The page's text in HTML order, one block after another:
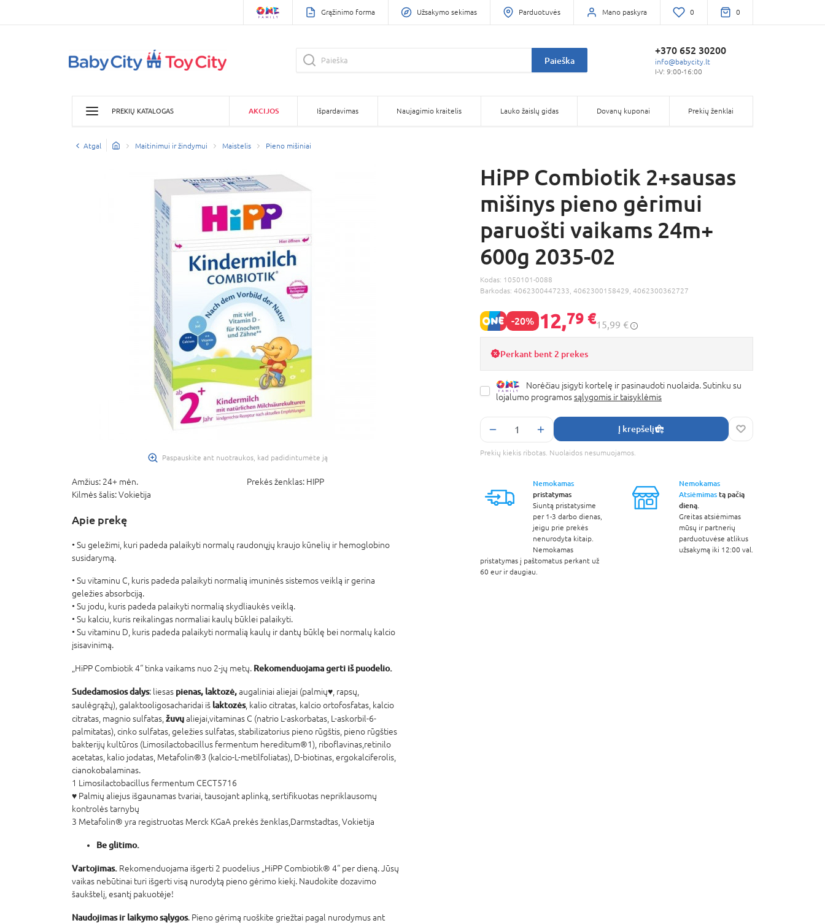
Grąžinimo forma Užsakymo sekimas Parduotuvės Mano paskyra 0 0
Paieška
+370 652 30200
info@babycity.lt
I-V: 9:00-16:00
PREKIŲ KATALOGAS AKCIJOS Išpardavimas Naujagimio kraitelis Lauko žaislų gidas Dovanų kuponai Prekių ženklai
Atgal Maitinimui ir žindymui Maistelis Pieno mišiniai
Paspauskite ant nuotraukos, kad padidintumėte ją
Amžius: 24+ mėn. Prekės ženklas: HIPP
Kilmės šalis:Vokietija
Apie prekę
• Su geležimi, kuri padeda palaikyti normalų raudonųjų kraujo kūnelių ir hemoglobino
susidarymą.
• Su vitaminu C, kuris padeda palaikyti normalią imuninės sistemos veiklą ir gerina
geležies absorbciją.
• Su jodu, kuris padeda palaikyti normalią skydliaukės veiklą.
• Su kalciu, kuris reikalingas normaliai kaulų būklei palaikyti.
• Su vitaminu D, kuris padeda palaikyti normalią kaulų ir dantų būklę bei normalų kalcio
įsisavinimą.
„HiPP Combiotik 4“ tinka vaikams nuo 2-jų metų. Rekomenduojama gerti iš puodelio.
Sudedamosios dalys: liesas pienas, laktozė,augaliniai aliejai (palmių♥, rapsų,
saulėgrąžų), galaktooligosacharidai iš laktozės, kalio citratas, kalcio ortofosfatas, kalcio
citratas, magnio sulfatas, žuvųaliejai,vitaminas C (natrio L-askorbatas, L-askorbil-6-
palmitatas), cinko sulfatas, geležies sulfatas, stabilizatorius pieno rūgštis, pieno rūgšties
bakterijų kultūros (Limosilactobacillus fermentum hereditum®1), riboflavinas,retinilo
acetatas, kalio jodatas, Metafolin®3 (kalcio-L-metilfoliatas), D-biotinas, ergokalciferolis,
cianokobalaminas.
1 Limosilactobacillus fermentum CECT5716
♥ Palmių aliejus išgaunamas tvariai, tausojant aplinką, sertifikuotas nepriklausomų
kontrolės tarnybų
3 Metafolin® yra registruotas Merck KGaA prekės ženklas,Darmstadtas, Vokietija
Be glitimo.
Vartojimas. Rekomenduojama išgerti 2 puodelius „HiPP Combiotik® 4“ per dieną. Jūsų
vaikas nebūtinai turi išgerti visą nurodytą pieno gėrimo kiekį. Naudokite dozavimo
šaukštelį, esantį pakuotėje!
Naudojimas ir laikymo sąlygos. Pieno gėrimą ruoškite griežtai pagal nurodymus ant
HiPP Combiotik 2+sausas
mišinys pieno gėrimui
paruošti vaikams 24m+
600g 2035-02
Kodas: 1050101-0088
Barkodas: 4062300447233, 4062300158429, 4062300362727
-20% 12,79 €15,99 €
Perkant bent 2 prekes
Norėčiau įsigyti kortelę ir pasinaudoti nuolaida. Sutinku su
lojalumo programossąlygomis ir taisyklėmis
Į krepšelį
Prekių kiekis ribotas. Nuolaidos nesumuojamos.
Nemokamas
pristatymas
Siuntą pristatysime
per 1-3 darbo dienas,
jeigu prie prekės
nenurodyta kitaip.
Nemokamas
pristatymas į paštomatus perkant už
60 eur ir daugiau.
Nemokamas
Atsiėmimastą pačią
dieną.
Greitas atsiėmimas
mūsų ir partnerių
parduotuvėse atlikus
užsakymą iki 12:00 val.